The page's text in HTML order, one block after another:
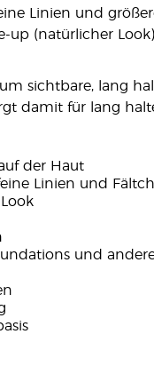
Linien und
up (natürlicher
sichtbare, lang
damit für lang
der Haut
Linien und
und